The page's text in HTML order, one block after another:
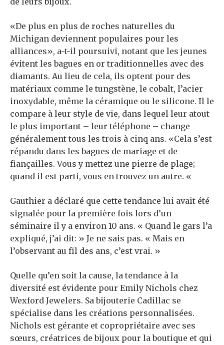
«De plus en plus de roches naturelles du
Michigan deviennent populaires pour les
alliances», a-t-il poursuivi, notant que les jeunes
évitent les bagues en or traditionnelles avec des
diamants. Au lieu de cela, ils optent pour des
matériaux comme le tungstène, le cobalt, l’acier
inoxydable, même la céramique ou le silicone. Il le
compare à leur style de vie, dans lequel leur atout
le plus important – leur téléphone – change
généralement tous les trois à cinq ans. «Cela s’est
répandu dans les bagues de mariage et de
fiançailles. Vous y mettez une pierre de plage;
quand il est parti, vous en trouvez un autre. «
Gauthier a déclaré que cette tendance lui avait été
signalée pour la première fois lors d’un
séminaire il y a environ 10 ans. « Quand le gars l’a
expliqué, j’ai dit: » Je ne sais pas. « Mais en
l’observant au fil des ans, c’est vrai. »
Quelle qu’en soit la cause, la tendance à la
diversité est évidente pour Emily Nichols chez
Wexford Jewelers. Sa bijouterie Cadillac se
spécialise dans les créations personnalisées.
Nichols est gérante et copropriétaire avec ses
sœurs, créatrices de bijoux pour la boutique et qui